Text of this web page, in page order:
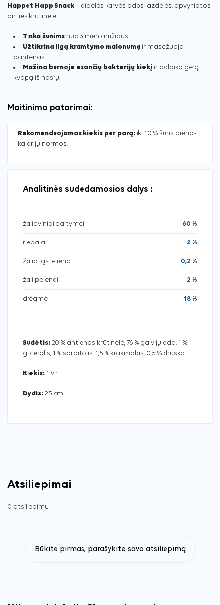
Happet Happ Snack – didelės karvės odos lazdelės, apvyniotos
anties krūtinėle.
Tinka šunims nuo 3 mėn amžiaus.
Užtikrina ilgą kramtymo malonumą ir masažuoja
dantenas.
Mažina burnoje esančių bakterijų kiekį ir palaiko gerą
kvapą iš nasrų.
Maitinimo patarimai:
Rekomenduojamas kiekis per parą: iki 10 % šuns dienos
kalorijų normos.
Analitinės sudedamosios dalys :
žaliaviniai baltymai 60 %
riebalai 2 %
žalia ląsteliena 0,2 %
žali pelenai 2 %
drėgmė 18 %
Sudėtis: 20 % antienos krūtinėlė, 76 % galvijų oda, 1 %
glicerolis, 1 % sorbitolis, 1,5 % krakmolas, 0,5 % druska.
Kiekis: 1 vnt.
Dydis: 25 cm
Atsiliepimai
0 atsiliepimų
Būkite pirmas, parašykite savo atsiliepimą